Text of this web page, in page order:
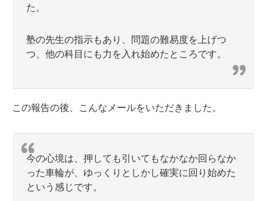
た。
塾の先生の指示もあり、問題の難易度を上げつ
つ、他の科目にも力を入れ始めたところです。
この報告の後、こんなメールをいただきました。
今の心境は、押しても引いてもなかなか回らなか
った車輪が、ゆっくりとしかし確実に回り始めた
という感じです。